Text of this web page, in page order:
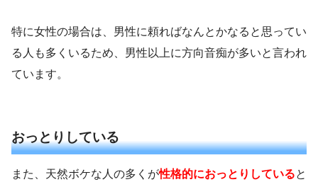
特に女性の場合は、男性に頼ればなんとかなると思ってい
る人も多くいるため、男性以上に方向音痴が多いと言われ
ています。
おっとりしている
また、天然ボケな人の多くが性格的におっとりしていると